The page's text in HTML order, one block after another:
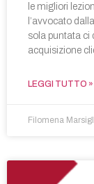
le migliori
l’avvocato
sola puntata ci
acquisizione
LEGGI TUTTO »
Filomena